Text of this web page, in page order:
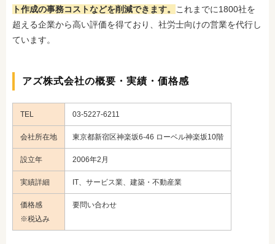
ト作成の事務コストなどを削減できます。
これまでに1800社を
超える企業から高い評価を得ており、社労士向けの営業を代行し
ています。
アズ株式会社の概要・実績・価格感
TEL 03-5227-6211
会社所在地 東京都新宿区神楽坂6-46 ローベル神楽坂10階
設立年 2006年2月
実績詳細 IT、サービス業、建築・不動産業
価格感
※税込み
要問い合わせ